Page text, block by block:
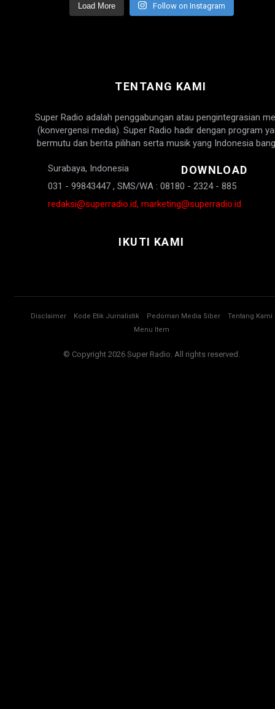
Load More Follow on Instagram
TENTANG KAMI
Super Radio adalah penggabungan atau pengintegrasian
(konvergensi media). Super Radio hadir dengan program
bermutu dan berita pilihan serta musik yang Indonesia
Surabaya, Indonesia
031 - 99843447 , SMS/WA : 08180 - 2324 - 885
redaksi@superradio.id, marketing@superradio.id
DOWNLOAD
IKUTI KAMI
Disclaimer Kode Etik Jurnalistik Pedoman Media Siber
Tentang Kami
Menu Item
© Copyright 2026 Super Radio. All rights reserved.